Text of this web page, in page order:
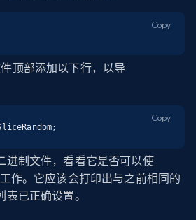
Copy
顶部添加以下行，以导
Copy
进制文件，看看它是否可以使
作。它应该会打印出与之前相同的
已正确设置。